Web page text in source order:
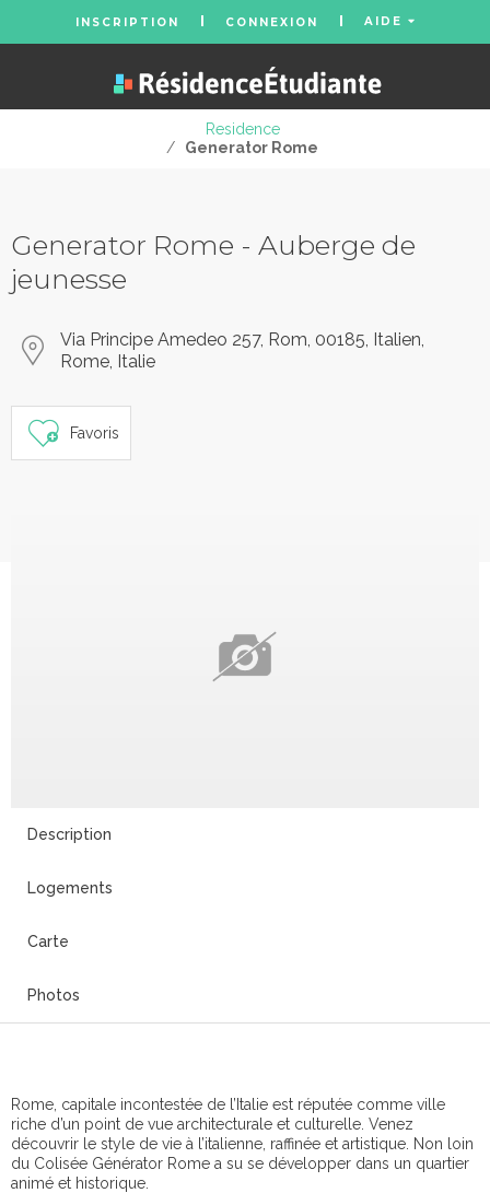
INSCRIPTION CONNEXION AIDE
Residence
/
Generator Rome
Generator Rome - Auberge de
jeunesse
Via Principe Amedeo 257, Rom, 00185, Italien,
Rome, Italie
Favoris
Description
Logements
Carte
Photos
Rome, capitale incontestée de l’Italie est réputée comme ville
riche d’un point de vue architecturale et culturelle. Venez
découvrir le style de vie à l’italienne, raffinée et artistique. Non loin
du Colisée Générator Rome a su se développer dans un quartier
animé et historique.